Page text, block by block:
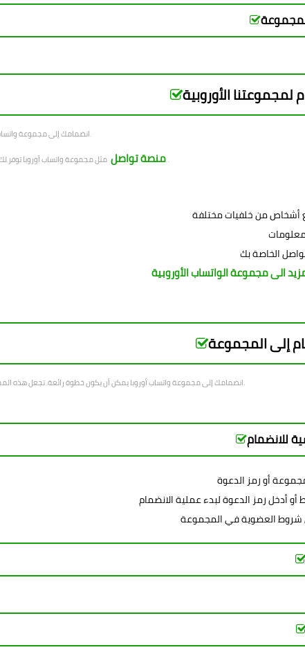
لمجموعتنا الأوروبية
انضمامك إلى مجموعة واتساب أوروبا يفتح لك أبوابًا جديدة. ستتمكن من التواصل مع أشخاص من خلفيات مختلفة. ستتمكن أيضًا من تبادل الخبرات والمعلومات.
منصة تواصل مثل مجموعة واتساب أوروبا توفر لك فرصة للاستفادة من المزيد. يمكنك التواصل الكترونيا مع الأعضاء الآخرين. هذا يسمح لك بالتعرف على ثقافات واهتمامات جديدة.
أشخاص من خلفيات مختلفة
الخاصة بك
الى مجموعة الواتساب الأوروبية
إلى المجموعة
انضمامك إلى مجموعة واتساب أوروبا يمكن أن يكون خطوة رائعة. تجعل هذه المجموعات منصة التواصل الاجتماعي أكثر تفاعلاً. فهي مثالية للمستخدمين الذين يبحثون عن الأصدقاء ذوي الاهتمامات المشتركة.
للانضمام